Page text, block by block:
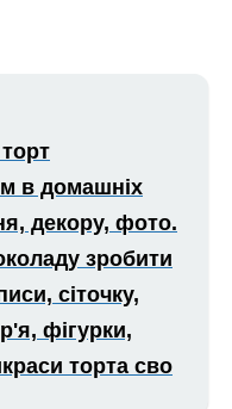
в домашніх
декору, фото.
зробити
сіточку,
фігурки,
торта сво